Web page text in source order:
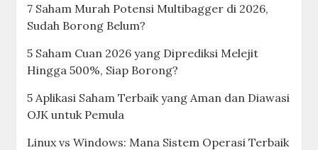
7 Saham Murah Potensi Multibagger di 2026,
Sudah Borong Belum?
5 Saham Cuan 2026 yang Diprediksi Melejit
Hingga 500%, Siap Borong?
5 Aplikasi Saham Terbaik yang Aman dan Diawasi
OJK untuk Pemula
Linux vs Windows: Mana Sistem Operasi Terbaik